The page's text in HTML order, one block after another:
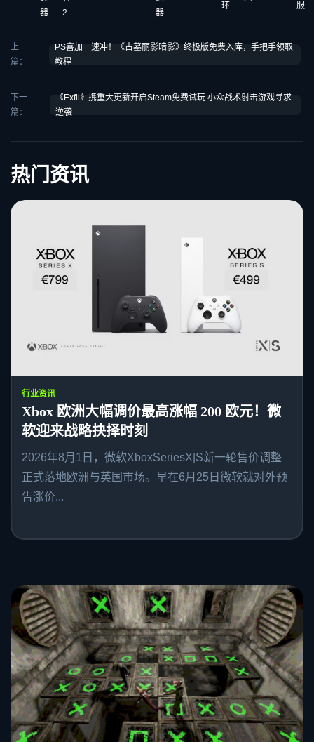
器
2
器
环
服
上一
篇：
PS喜加一速冲！《古墓丽影暗影》终极版免费入库，手把手领取
教程
下一
篇：
《Exfil》携重大更新开启Steam免费试玩 小众战术射击游戏寻求
逆袭
热门资讯
行业资讯
Xbox 欧洲大幅调价最高涨幅 200 欧元！微
软迎来战略抉择时刻
2026年8月1日，微软XboxSeriesX|S新一轮售价调整
正式落地欧洲与英国市场。早在6月25日微软就对外预
告涨价...